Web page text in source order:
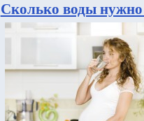
Сколько воды